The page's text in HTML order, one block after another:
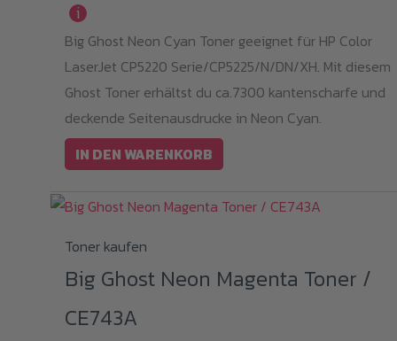
i
Big Ghost Neon Cyan Toner geeignet für HP Color
LaserJet CP5220 Serie/CP5225/N/DN/XH. Mit diesem
Ghost Toner erhältst du ca.7300 kantenscharfe und
deckende Seitenausdrucke in Neon Cyan.
IN DEN WARENKORB
Toner kaufen
Big Ghost Neon Magenta Toner /
CE743A